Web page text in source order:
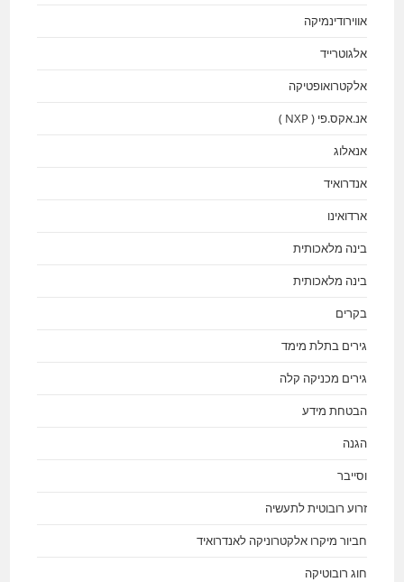
אווירודינמיקה
אלגוטרייד
אלקטרואופטיקה
אנ.אקס.פי ( NXP )
אנאלוג
אנדרואיד
ארדואינו
בינה מלאכותית
בינה מלאכותית
בקרים
גירים בתלת מימד
גירים מכניקה קלה
הבטחת מידע
הגנה
וסייבר
זרוע רובוטית לתעשיה
חביור מיקרו אלקטרוניקה לאנדרואיד
חוג רובוטיקה